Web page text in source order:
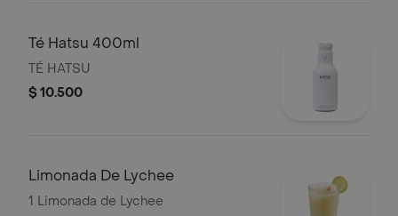
Té Hatsu 400ml
TÉ HATSU
$ 10.500
Limonada De Lychee
1 Limonada de Lychee